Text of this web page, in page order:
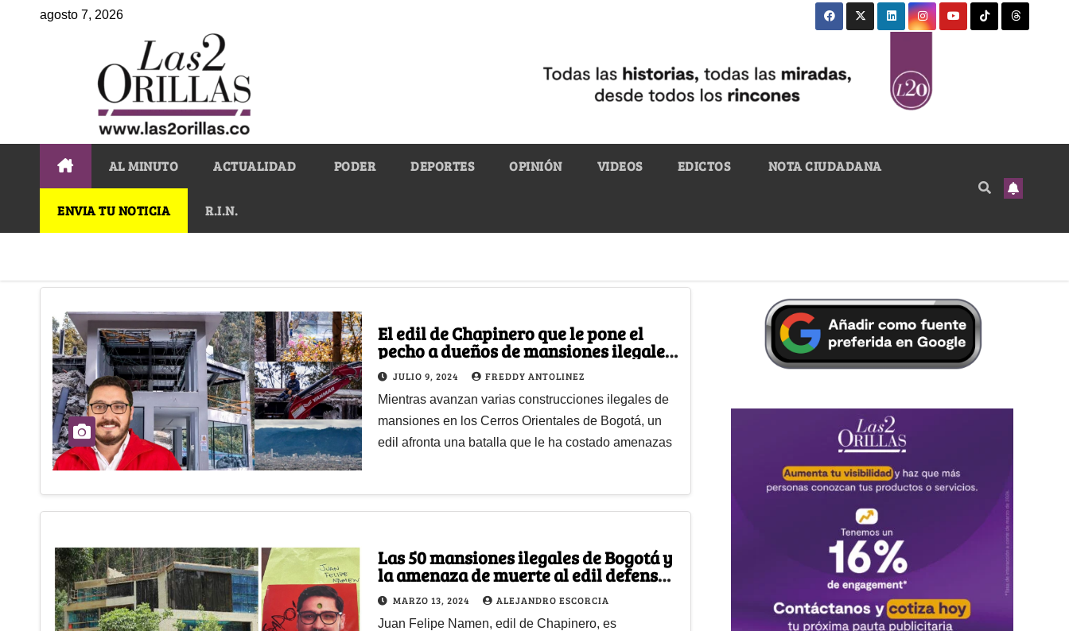
agosto 7, 2026
AL MINUTO ACTUALIDAD PODER DEPORTES OPINIÓN VIDEOS EDICTOS NOTA CIUDADANA
ENVIA TU NOTICIA R.I.N.
El edil de Chapinero que le pone el
pecho a dueños de mansiones ilegales
en los Cerros Orientales
JULIO 9, 2024 FREDDY ANTOLINEZ
Mientras avanzan varias construcciones ilegales de
mansiones en los Cerros Orientales de Bogotá, un
edil afronta una batalla que le ha costado amenazas
Las 50 mansiones ilegales de Bogotá y
la amenaza de muerte al edil defensor
de los Cerros Orientales
MARZO 13, 2024 ALEJANDRO ESCORCIA
Juan Felipe Namen, edil de Chapinero, es